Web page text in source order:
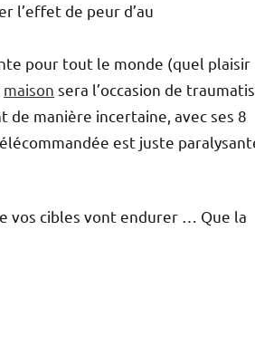
l’effet de peur d’au
pour tout le monde (quel plaisir
maison sera l’occasion de
manière incertaine, avec ses 8
est juste
vos cibles vont endurer … Que la